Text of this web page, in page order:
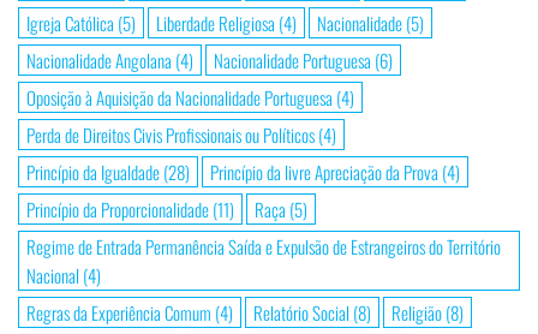
Igreja Católica (5) Liberdade Religiosa (4) Nacionalidade(5)
Nacionalidade Angolana (4) Nacionalidade Portuguesa (6)
Oposição à Aquisição da Nacionalidade Portuguesa (4)
Perda de Direitos Civis Profissionais ou Políticos(4)
Princípio da Igualdade(28) Princípio da livre Apreciação da Prova (4)
Princípio da Proporcionalidade(11) Raça (5)
Regime de Entrada Permanência Saída e Expulsão de Estrangeiros do Território
Nacional (4)
Regras da Experiência Comum (4) Relatório Social (8) Religião(8)